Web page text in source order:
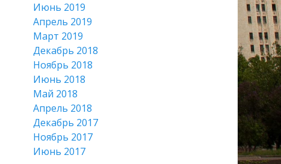
Июнь 2019
Апрель 2019
Март 2019
Декабрь 2018
Ноябрь 2018
Июнь 2018
Май 2018
Апрель 2018
Декабрь 2017
Ноябрь 2017
Июнь 2017